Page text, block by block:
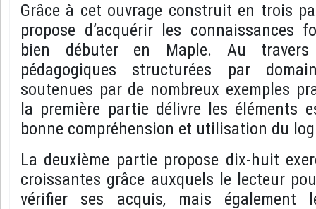
Grâce à cet ouvrage construit en trois
propose d’acquérir les connaissances
bien débuter en Maple. Au
pédagogiques structurées par
soutenues par de nombreux exemples
la première partie délivre les éléments
bonne compréhension et utilisation du
La deuxième partie propose dix-huit
croissantes grâce auxquels le lecteur
vérifier ses acquis, mais également